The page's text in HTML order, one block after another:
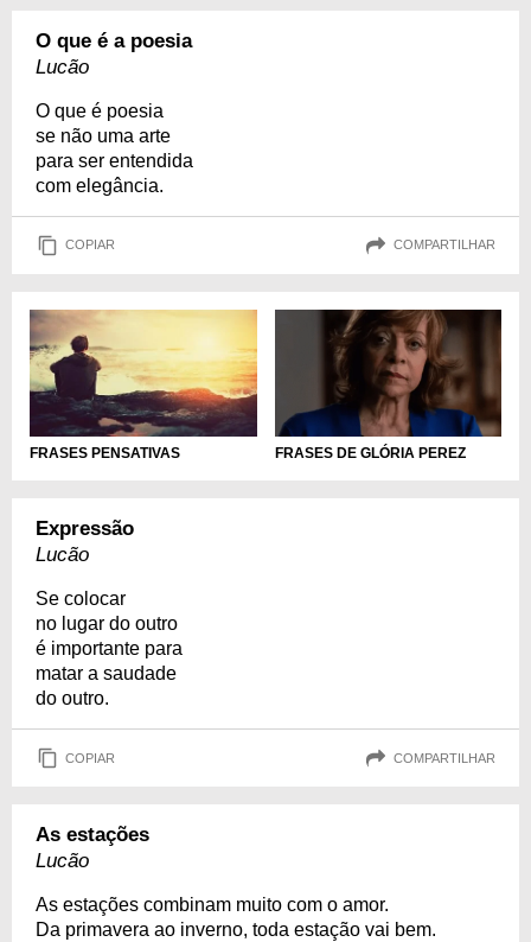
O que é a poesia
Lucão
O que é poesia
se não uma arte
para ser entendida
com elegância.
COPIAR COMPARTILHAR
FRASES PENSATIVAS FRASES DE GLÓRIA PEREZ
Expressão
Lucão
Se colocar
no lugar do outro
é importante para
matar a saudade
do outro.
COPIAR COMPARTILHAR
As estações
Lucão
As estações combinam muito com o amor.
Da primavera ao inverno, toda estação vai bem.